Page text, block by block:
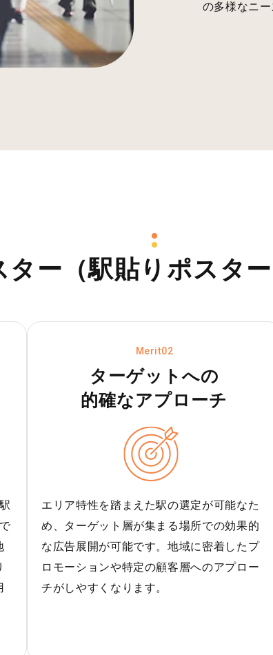
の多様なニー
ー（駅貼りポスター
Merit02
ターゲットへの
的確なアプローチ
エリア特性を踏まえた駅の選定が可能なた
め、ターゲット層が集まる場所での効果的
な広告展開が可能です。地域に密着したプ
ロモーションや特定の顧客層へのアプロー
チがしやすくなります。